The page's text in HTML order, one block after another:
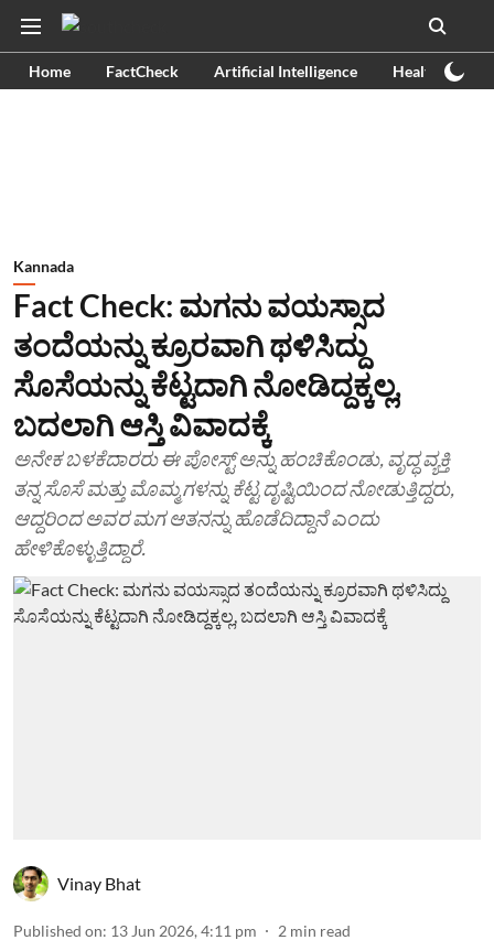
Home FactCheck Artificial Intelligence Health
Kannada
Fact Check: ಮಗನು ವಯಸ್ಸಾದ
ತಂದೆಯನ್ನು ಕ್ರೂರವಾಗಿ ಥಳಿಸಿದ್ದು
ಸೊಸೆಯನ್ನು ಕೆಟ್ಟದಾಗಿ ನೋಡಿದ್ದಕ್ಕಲ್ಲ,
ಬದಲಾಗಿ ಆಸ್ತಿ ವಿವಾದಕ್ಕೆ
ಅನೇಕ ಬಳಕೆದಾರರು ಈ ಪೋಸ್ಟ್ ಅನ್ನು ಹಂಚಿಕೊಂಡು, ವೃದ್ಧ ವ್ಯಕ್ತಿ
ತನ್ನ ಸೊಸೆ ಮತ್ತು ಮೊಮ್ಮಗಳನ್ನು ಕೆಟ್ಟ ದೃಷ್ಟಿಯಿಂದ ನೋಡುತ್ತಿದ್ದರು,
ಆದ್ದರಿಂದ ಅವರ ಮಗ ಆತನನ್ನು ಹೊಡೆದಿದ್ದಾನೆ ಎಂದು
ಹೇಳಿಕೊಳ್ಳುತ್ತಿದ್ದಾರೆ.
Vinay Bhat
Published on: 13 Jun 2026, 4:11 pm 2 min read